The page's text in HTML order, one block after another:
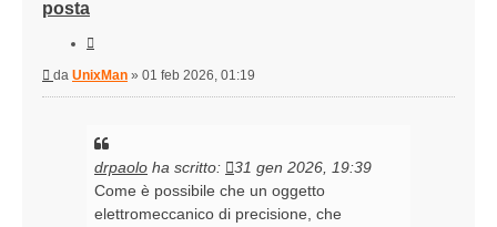
posta
Messaggio
da UnixMan » 01 feb 2026, 01:19
drpaolo ha scritto:
31 gen 2026, 19:39
Come è possibile che un oggetto
elettromeccanico di precisione, che